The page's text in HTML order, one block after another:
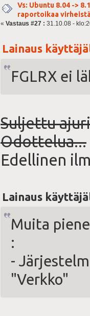
Vs: Ubuntu 8.04 ->
raportoikaa
« Vastaus #27 : 31.10.08 -
Lainaus
FGLRX ei
Suljettu
Odottelua...
Edellinen
Lainaus
Muita
:
-
"Verkko"